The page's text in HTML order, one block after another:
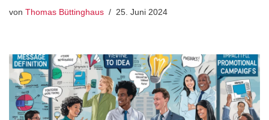
von Thomas Büttinghaus 25. Juni 2024